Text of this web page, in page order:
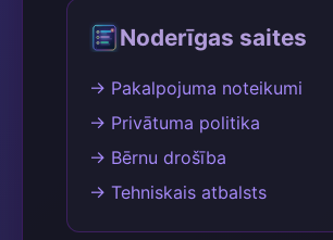
Noderīgas saites
→ Pakalpojuma noteikumi
→ Privātuma politika
→ Bērnu drošība
→ Tehniskais atbalsts